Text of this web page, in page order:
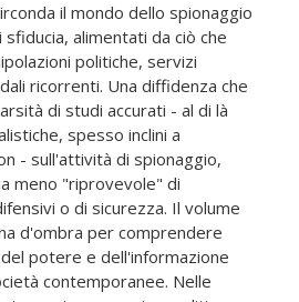
il mondo dello spionaggio
alimentati da ciò che
politiche, servizi
ricorrenti. Una diffidenza che
di studi accurati - al di là
spesso inclini a
- sull'attività di spionaggio,
meno "riprovevole" di
o di sicurezza. Il volume
d'ombra per comprendere
potere e dell'informazione
contemporanee. Nelle